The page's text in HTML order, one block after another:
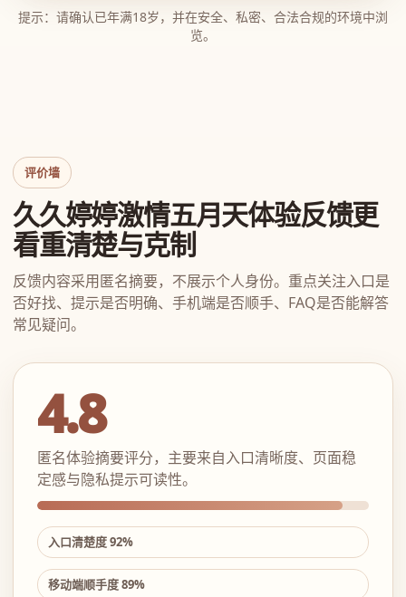
提示：请确认已年满18岁，并在安全、私密、合法合规的环境中浏
览。
评价墙
久久婷婷激情五月天体验反馈更
看重清楚与克制
反馈内容采用匿名摘要，不展示个人身份。重点关注入口是
否好找、提示是否明确、手机端是否顺手、FAQ是否能解答
常见疑问。
4.8
匿名体验摘要评分，主要来自入口清晰度、页面稳
定感与隐私提示可读性。
入口清楚度 92%
移动端顺手度 89%